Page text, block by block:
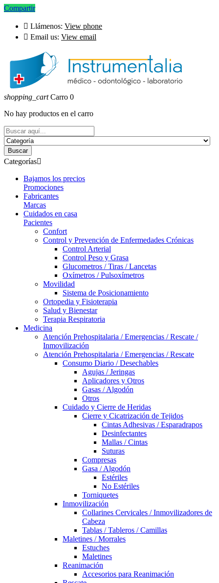
Compartir
 Llámenos: View phone
 Email us: View email
shopping_cart Carro 0
No hay productos en el carro
Buscar
Categorías
Bajamos los precios
Promociones
Fabricantes
Marcas
Cuidados en casa
Pacientes
Confort
Control y Prevención de Enfermedades Crónicas
Control Arterial
Control Peso y Grasa
Glucometros / Tiras / Lancetas
Oxímetros / Pulsoxímetros
Movilidad
Sistema de Posicionamiento
Ortopedia y Fisioterapia
Salud y Bienestar
Terapia Respiratoria
Medicina
Atención Prehospitalaria / Emergencias / Rescate /
Inmovilización
Atención Prehospitalaria / Emergencias / Rescate
Consumo Diario / Desechables
Agujas / Jeringas
Aplicadores y Otros
Gasas / Algodón
Otros
Cuidado y Cierre de Heridas
Cierre y Cicatrización de Tejidos
Cintas Adhesivas / Esparadrapos
Desinfectantes
Mallas / Cintas
Suturas
Compresas
Gasa / Algodón
Estériles
No Estériles
Torniquetes
Inmovilización
Collarines Cervicales / Inmovilizadores de
Cabeza
Tablas / Tableros / Camillas
Maletines / Morrales
Estuches
Maletines
Reanimación
Accesorios para Reanimación